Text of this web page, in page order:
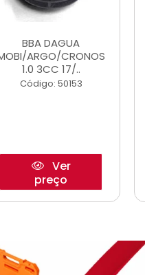
BBA DAGUA
ARGO/CRONOS
1.0 3CC 17/..
Código: 50153
Ver
preço